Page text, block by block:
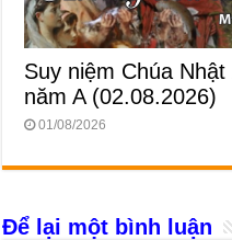
Suy niệm Chúa
năm A (02.08.2026)
01/08/2026
Để lại một bình luận